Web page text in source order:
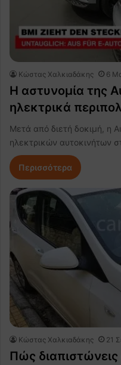
Κώστας Χαλκιαδάκης 6
Η αστυνομία της
ηλεκτρικά
Μετά από διετή δοκιμή, η
ηλεκτρικών αυτοκινήτων
Περισσότερα
Κώστας Χαλκιαδάκης 21
Πώς διαπιστώνεις